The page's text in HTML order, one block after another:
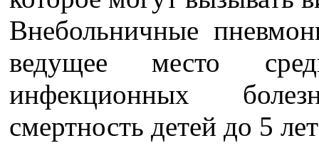
Внебольничные
ведущее место
инфекционных
смертность детей до 5